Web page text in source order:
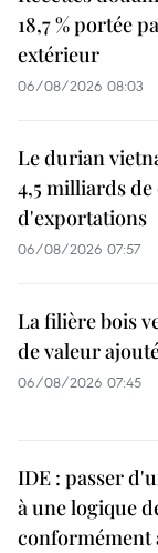
18,7 % portée
extérieur
06/08/2026 08:03
Le durian
4,5 milliards
d'exportations
06/08/2026 07:57
La filière bois
de valeur
06/08/2026 07:45
IDE : passer
à une logique
conformément